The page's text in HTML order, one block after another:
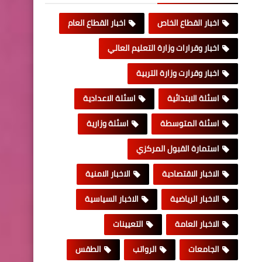
اخبار القطاع الخاص
اخبار القطاع العام
اخبار وقرارات وزارة التعليم العالي
اخبار وقرارت وزارة التربية
اسئلة الابتدائية
اسئلة الاعدادية
اسئلة المتوسطة
اسئلة وزارية
استمارة القبول المركزي
الاخبار الاقتصادية
الاخبار الامنية
الاخبار الرياضية
الاخبار السياسية
الاخبار العامة
التعيينات
الجامعات
الرواتب الطقس